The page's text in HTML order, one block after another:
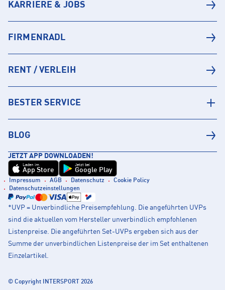
KARRIERE & JOBS
FIRMENRADL
RENT / VERLEIH
BESTER SERVICE
BLOG
JETZT APP DOWNLOADEN!
Laden im
App Store
Jetzt bei
Google Play
Impressum AGB Datenschutz
Cookie Policy
Datenschutzeinstellungen
*UVP = Unverbindliche Preisempfehlung. Die angeführten UVPs
sind die aktuellen vom Hersteller unverbindlich empfohlenen
Listenpreise. Die angeführten Set-UVPs ergeben sich aus der
Summe der unverbindlichen Listenpreise der im Set enthaltenen
Einzelartikel.
© Copyright INTERSPORT 2026